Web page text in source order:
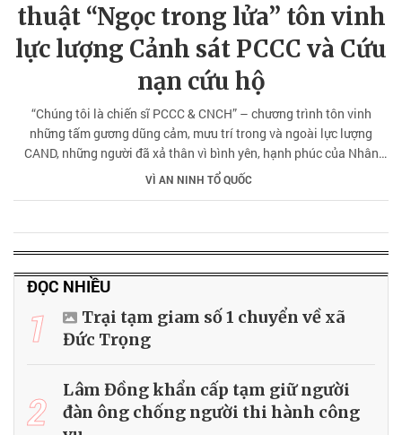
thuật “Ngọc trong lửa” tôn vinh
lực lượng Cảnh sát PCCC và Cứu
nạn cứu hộ
“Chúng tôi là chiến sĩ PCCC & CNCH” – chương trình tôn vinh
những tấm gương dũng cảm, mưu trí trong và ngoài lực lượng
CAND, những người đã xả thân vì bình yên, hạnh phúc của Nhân
dân. Lan tỏa mạnh mẽ tinh thần “vì nhân dân phục vụ”.
VÌ AN NINH TỔ QUỐC
ĐỌC NHIỀU
1
Trại tạm giam số 1 chuyển về xã
Đức Trọng
2
Lâm Đồng khẩn cấp tạm giữ người
đàn ông chống người thi hành công